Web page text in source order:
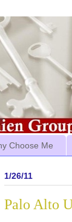
Choose Me
1/26/11
Palo Alto